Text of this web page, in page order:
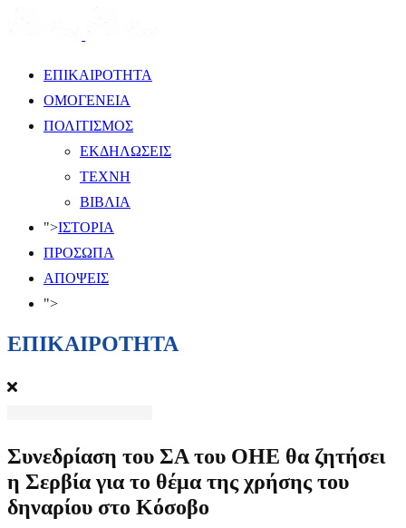
ΕΠΙΚΑΙΡΟΤΗΤΑ
ΟΜΟΓΕΝΕΙΑ
ΠΟΛΙΤΙΣΜΟΣ
ΕΚΔΗΛΩΣΕΙΣ
ΤΕΧΝΗ
ΒΙΒΛΙΑ
">ΙΣΤΟΡΙΑ
ΠΡΟΣΩΠΑ
ΑΠΟΨΕΙΣ
">
ΕΠΙΚΑΙΡΟΤΗΤΑ
Συνεδρίαση του ΣΑ του ΟΗΕ θα ζητήσει
η Σερβία για το θέμα της χρήσης του
δηναρίου στο Κόσοβο